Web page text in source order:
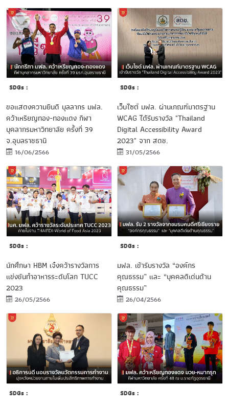
SDGs :
ขอแสดงความยินดี บุลลากร มฟล.
คว้าเหรียญทอง-ทองแดง กีฬา
บุคลากรมหาวิทยาลัย ครั้งที่ 39
จ.อุบลราชธานี
16/06/2566
SDGs :
เว็บไซต์ มฟล. ผ่านเกณฑ์มาตรฐาน
WCAG ได้รับรางวัล "Thailand
Digital Accessibility Award
2023" จาก สดช.
31/05/2566
SDGs :
นักศึกษา HBM เจ๋งคว้ารางวัลการ
แข่งขันทำอาหารระดับโลก TUCC
2023
26/05/2566
SDGs :
มฟล. เข้ารับรางวัล “องค์กร
คุณธรรม” และ “บุคคลดีเด่นด้าน
คุณธรรม”
26/04/2566
SDGs : SDGs :